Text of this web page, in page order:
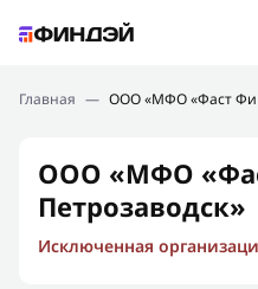
Подбор займа
Новости
Финансовое просвещение
Главная — ООО «МФО «Фаст
ООО «МФО
Петрозаводск»
Исключенная
Ошибка:Контактная
Спасибо, что написали
Мы свяжемся с Вами в
результат
Отправить